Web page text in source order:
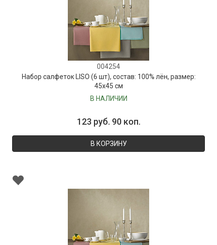
004254
Набор салфеток LISO (6 шт), состав: 100% лён, размер:
45х45 см
В НАЛИЧИИ
123 руб. 90 коп.
В КОРЗИНУ